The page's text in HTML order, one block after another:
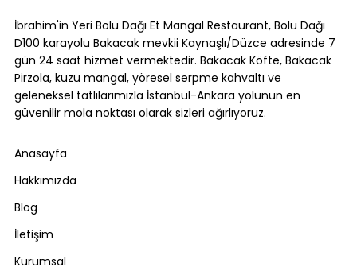
Yapılır?
İbrahim'in Yeri Bolu Dağı Et Mangal Restaurant, Bolu Dağı
D100 karayolu Bakacak mevkii Kaynaşlı/Düzce adresinde 7
gün 24 saat hizmet vermektedir. Bakacak Köfte, Bakacak
Pirzola, kuzu mangal, yöresel serpme kahvaltı ve
geleneksel tatlılarımızla İstanbul-Ankara yolunun en
güvenilir mola noktası olarak sizleri ağırlıyoruz.
Anasayfa
Hakkımızda
Blog
İletişim
Kurumsal